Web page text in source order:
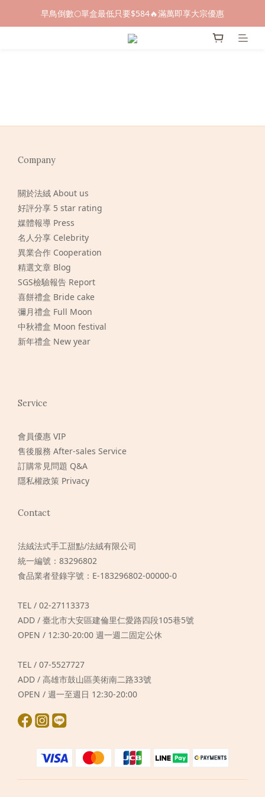
早鳥倒數🌕單盒最低只要$584🔥滿萬即享大宗優惠
早鳥倒數🌕單盒最低只要$584🔥滿萬即享大宗優惠
即日起～8/31 下訂喜餅送「拍拍印電子喜帖」💖
Company
關於法絨 About us
好評分享 5 star rating
媒體報導 Press
名人分享 Celebrity
異業合作 Cooperation
精選文章 Blog
SGS檢驗報告 Report
喜餅禮盒 Bride cake
彌月禮盒 Full Moon
中秋禮盒 Moon festival
新年禮盒 New year
Service
會員優惠 VIP
售後服務 After-sales Service
訂購常見問題 Q&A
隱私權政策 Privacy
Contact
法絨法式手工甜點/法絨有限公司
統一編號：83296802
食品業者登錄字號：E-183296802-00000-0
TEL / 02-27113373
ADD / 臺北市大安區建倫里仁愛路四段105巷5號
OPEN / 12:30-20:00 週一週二固定公休
TEL / 07-5527727
ADD / 高雄市鼓山區美術南二路33號
OPEN / 週一至週日 12:30-20:00